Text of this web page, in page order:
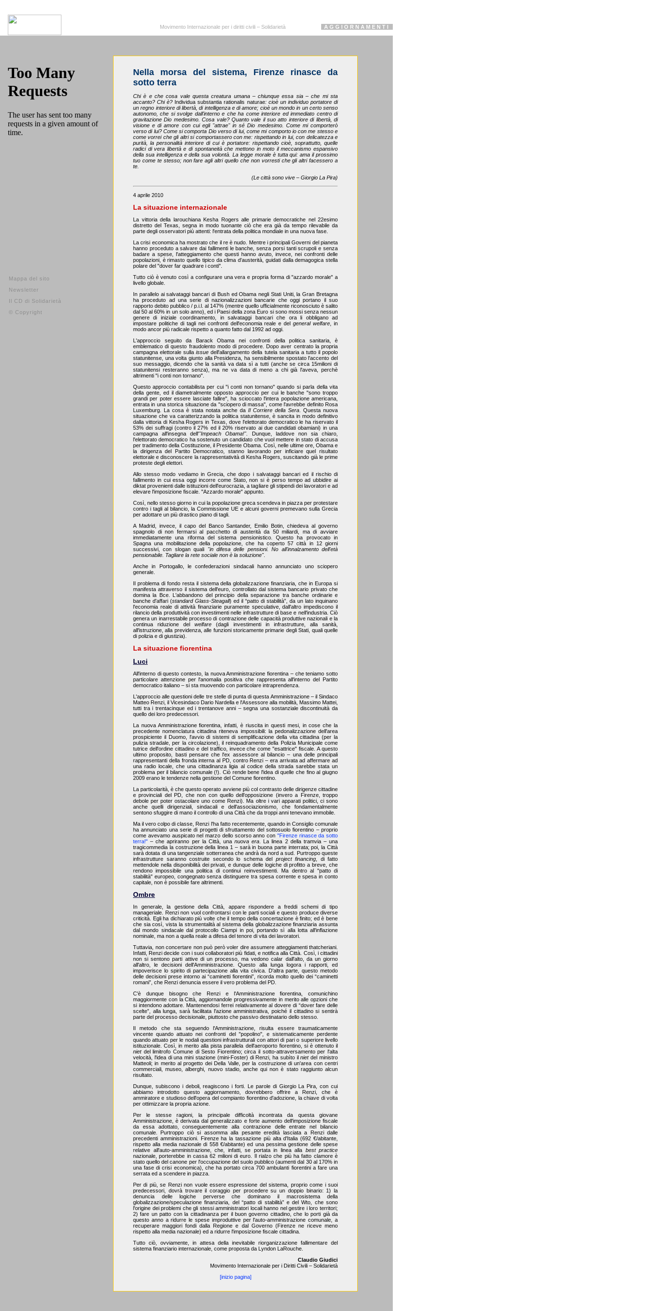
Mappa del sito
Newsletter
Il CD di Solidarietà
© Copyright
Movimento Internazionale per i diritti civili – Solidarietà A G G I O R N A M E N T I
Nella morsa del sistema, Firenze rinasce da
sotto terra
Chi è e che cosa vale questa creatura umana – chiunque essa sia – che mi sta
accanto? Chi è? Individua substantia rationalis naturae: cioè un individuo portatore di
un regno interiore di libertà, di intelligenza e di amore; cioè un mondo in un certo senso
autonomo, che si svolge dall'interno e che ha come interiore ed immediato centro di
gravitazione Dio medesimo. Cosa vale? Quanto vale il suo atto interiore di libertà, di
visione e di amore con cui egli "attrae" in sé Dio medesimo. Come mi comporterò
verso di lui? Come si comporta Dio verso di lui, come mi comporto io con me stesso e
come vorrei che gli altri si comportassero con me: rispettando in lui, con delicatezza e
purità, la personalità interiore di cui è portatore: rispettando cioè, soprattutto, quelle
radici di vera libertà e di spontaneità che mettono in moto il meccanismo espansivo
della sua intelligenza e della sua volontà. La legge morale è tutta qui: ama il prossimo
tuo come te stesso; non fare agli altri quello che non vorresti che gli altri facessero a
te.
(Le città sono vive – Giorgio La Pira)
4 aprile 2010
La situazione internazionale
La vittoria della larouchiana Kesha Rogers alle primarie democratiche nel 22esimo
distretto del Texas, segna in modo tuonante ciò che era già da tempo rilevabile da
parte degli osservatori più attenti: l'entrata della politica mondiale in una nuova fase.
La crisi economica ha mostrato che il re è nudo. Mentre i principali Governi del pianeta
hanno proceduto a salvare dai fallimenti le banche, senza porsi tanti scrupoli e senza
badare a spese, l'atteggiamento che questi hanno avuto, invece, nei confronti delle
popolazioni, è rimasto quello tipico da clima d'austerità, guidati dalla demagogica stella
polare del "dover far quadrare i conti".
Tutto ciò è venuto così a configurare una vera e propria forma di "azzardo morale" a
livello globale.
In parallelo ai salvataggi bancari di Bush ed Obama negli Stati Uniti, la Gran Bretagna
ha proceduto ad una serie di nazionalizzazioni bancarie che oggi portano il suo
rapporto debito pubblico / p.i.l. al 147% (mentre quello ufficialmente riconosciuto è salito
dal 50 al 60% in un solo anno), ed i Paesi della zona Euro si sono mossi senza nessun
genere di iniziale coordinamento, in salvataggi bancari che ora li obbligano ad
impostare politiche di tagli nei confronti dell'economia reale e delgeneral welfare , in
modo ancor più radicale rispetto a quanto fatto dal 1992 ad oggi.
L'approccio seguito da Barack Obama nei confronti della politica sanitaria, è
emblematico di questo fraudolento modo di procedere. Dopo aver centrato la propria
campagna elettorale sullaissue dell'allargamento della tutela sanitaria a tutto il popolo
statunitense, una volta giunto alla Presidenza, ha sensibilmente spostato l'accento del
suo messaggio, dicendo che la sanità va data sì a tutti (anche se circa 15milioni di
statunitensi resteranno senza), ma ne va data di meno a chi già l'aveva, perchè
altrimenti "i conti non tornano".
Questo approccio contabilista per cui "i conti non tornano" quando si parla della vita
della gente, ed il diametralmente opposto approccio per cui le banche "sono troppo
grandi per poter essere lasciate fallire", ha scioccato l'intera popolazione americana,
entrata in una storica situazione da "sciopero di massa", come l'avrebbe definito Rosa
Luxemburg. La cosa è stata notata anche da Il Corriere della Sera . Questa nuova
situazione che va caratterizzando la politica statunitense, è sancita in modo definitivo
dalla vittoria di Kesha Rogers in Texas, dove l'elettorato democratico le ha riservato il
53% dei suffragi (contro il 27% ed il 20% riservato ai due candidati obamiani) in una
campagna all'insegna dell'"Impeach Obama!". Dunque, laddove non sia chiaro,
l'elettorato democratico ha sostenuto un candidato che vuol mettere in stato di accusa
per tradimento della Costituzione, il Presidente Obama. Così, nelle ultime ore, Obama e
la dirigenza del Partito Democratico, stanno lavorando per inficiare quel risultato
elettorale e disconoscere la rappresentatività di Kesha Rogers, suscitando già le prime
proteste degli elettori.
Allo stesso modo vediamo in Grecia, che dopo i salvataggi bancari ed il rischio di
fallimento in cui essa oggi incorre come Stato, non si è perso tempo ad ubbidire ai
diktat provenienti dalle istituzioni dell'eurocrazia, a tagliare gli stipendi dei lavoratori e ad
elevare l'imposizione fiscale. "Azzardo morale" appunto.
Così, nello stesso giorno in cui la popolazione greca scendeva in piazza per protestare
contro i tagli al bilancio, la Commissione UE e alcuni governi premevano sulla Grecia
per adottare un più drastico piano di tagli.
A Madrid, invece, il capo del Banco Santander, Emilio Botin, chiedeva al governo
spagnolo di non fermarsi al pacchetto di austerità da 50 miliardi, ma di avviare
immediatamente una riforma del sistema pensionistico. Questo ha provocato in
Spagna una mobilitazione della popolazione, che ha coperto 57 città in 12 giorni
successivi, con slogan quali
"in difesa delle pensioni. No all'innalzamento dell'età
pensionabile. Tagliare la rete sociale non è la soluzione".
Anche in Portogallo, le confederazioni sindacali hanno annunciato uno sciopero
generale.
Il problema di fondo resta il sistema della globalizzazione finanziaria, che in Europa si
manifesta attraverso il sistema dell'euro, controllato dal sistema bancario privato che
domina la Bce. L'abbandono del principio della separazione tra banche ordinarie e
banche d'affari (standard Glass-Steagall) ed il “patto di stabilità”, da un lato inquinano
l'economia reale di attività finanziarie puramente speculative, dall'altro impediscono il
rilancio della produttività con investimenti nelle infrastrutture di base e nell'industria. Ciò
genera un inarrestabile processo di contrazione delle capacità produttive nazionali e la
continua riduzione delwelfare (dagli investimenti in infrastrutture, alla sanità,
all'istruzione, alla previdenza, alle funzioni storicamente primarie degli Stati, quali quelle
di polizia e di giustizia).
La situazione fiorentina
Luci
All'interno di questo contesto, la nuova Amministrazione fiorentina – che teniamo sotto
particolare attenzione per l'anomalia positiva che rappresenta all'interno del Partito
democratico italiano – si sta muovendo con particolare intraprendenza.
L'approccio alle questioni delle tre stelle di punta di questa Amministrazione – il Sindaco
Matteo Renzi, il Vicesindaco Dario Nardella e l'Assessore alla mobilità, Massimo Mattei,
tutti tra i trentacinque ed i trentanove anni – segna una sostanziale discontinuità da
quello dei loro predecessori.
La nuova Amministrazione fiorentina, infatti, è riuscita in questi mesi, in cose che la
precedente nomenclatura cittadina riteneva impossibili: la pedonalizzazione dell'area
prospiciente il Duomo, l'avvio di sistemi di semplificazione della vita cittadina (per la
pulizia stradale, per la circolazione), il reinquadramento della Polizia Municipale come
tutrice dell'ordine cittadino e del traffico, invece che come "esattrice" fiscale. A questo
ultimo proposito, basti pensare che l'ex assessore al bilancio – una delle principali
rappresentanti della fronda interna al PD, contro Renzi – era arrivata ad affermare ad
una radio locale, che una cittadinanza ligia al codice della strada sarebbe stata un
problema per il bilancio comunale (!). Ciò rende bene l'idea di quelle che fino al giugno
2009 erano le tendenze nella gestione del Comune fiorentino.
La particolarità, è che questo operato avviene più col contrasto delle dirigenze cittadine
e provinciali del PD, che non con quello dell'opposizione (invero a Firenze, troppo
debole per poter ostacolare uno come Renzi). Ma oltre i vari apparati politici, ci sono
anche quelli dirigenziali, sindacali e dell'associazionismo, che fondamentalmente
sentono sfuggire di mano il controllo di una Città che da troppi anni tenevano immobile.
Ma il vero colpo di classe, Renzi l'ha fatto recentemente, quando in Consiglio comunale
ha annunciato una serie di progetti di sfruttamento del sottosuolo fiorentino – proprio
come avevamo auspicato nel marzo dello scorso anno con "Firenze rinasce da sotto
terra!" – che apriranno per la Città, una nuova era . La linea 2 della tramvia – una
tragicommedia la costruzione della linea 1 – sarà in buona parte interrata; poi, la Città
sarà dotata di una tangenziale sotterranea che andrà da nord a sud. Purtroppo queste
infrastrutture saranno costruite secondo lo schema del project financing , di fatto
mettendole nella disponibilità dei privati, e dunque delle logiche di profitto a breve, che
rendono impossibile una politica di continui reinvestimenti. Ma dentro al "patto di
stabilità" europeo, congegnato senza distinguere tra spesa corrente e spesa in conto
capitale, non è possibile fare altrimenti.
Ombre
In generale, la gestione della Città, appare rispondere a freddi schemi di tipo
manageriale. Renzi non vuol confrontarsi con le parti sociali e questo produce diverse
criticità. Egli ha dichiarato più volte che il tempo della concertazione è finito; ed è bene
che sia così, vista la strumentalità al sistema della globalizzazione finanziaria assunta
dal mondo sindacale dal protocollo Ciampi in poi, portando sì alla lotta all'inflazione
nominale, ma non a quella reale a difesa del tenore di vita dei lavoratori.
Tuttavia, non concertare non può però voler dire assumere atteggiamenti thatcheriani.
Infatti, Renzi decide con i suoi collaboratori più fidati, e notifica alla Città. Così, i cittadini
non si sentono parti attive di un processo, ma vedono calar dall'alto, da un giorno
all'altro, le decisioni dell'Amministrazione. Questo alla lunga logora i rapporti, ed
impoverisce lo spirito di partecipazione alla vita civica. D'altra parte, questo metodo
delle decisioni prese intorno ai “caminetti fiorentini”, ricorda molto quello dei “caminetti
romani”, che Renzi denuncia essere il vero problema del PD.
C'è dunque bisogno che Renzi e l'Amministrazione fiorentina, comunichino
maggiormente con la Città, aggiornandole progressivamente in merito alle opzioni che
si intendono adottare. Mantenendosi ferrei relativamente al dovere di “dover fare delle
scelte”, alla lunga, sarà facilitata l'azione amministrativa, poiché il cittadino si sentirà
parte del processo decisionale, piuttosto che passivo destinatario dello stesso.
Il metodo che sta seguendo l'Amministrazione, risulta essere traumaticamente
vincente quando attuato nei confronti del "popolino", e sistematicamente perdente
quando attuato per le nodali questioni infrastrutturali con attori di pari o superiore livello
istituzionale. Così, in merito alla pista parallela dell'aeroporto fiorentino, si è ottenuto il
nietdel limitrofo Comune di Sesto Fiorentino; circa il sotto-attraversamento per l'alta
velocità, l'idea di una mini stazione (mini-Foster) di Renzi, ha subìto ilnietdel ministro
Matteoli; in merito al progetto dei Della Valle, per la costruzione di un'area con centri
commerciali, museo, alberghi, nuovo stadio, anche qui non è stato raggiunto alcun
risultato.
Dunque, subiscono i deboli, reagiscono i forti. Le parole di Giorgio La Pira, con cui
abbiamo introdotto questo aggiornamento, dovrebbero offrire a Renzi, che è
ammiratore e studioso dell'opera del compianto fiorentino d'adozione, la chiave di volta
per ottimizzare la propria azione.
Per le stesse ragioni, la principale difficoltà incontrata da questa giovane
Amministrazione, è derivata dal generalizzato e forte aumento dell'imposizione fiscale
da essa adottato, conseguentemente alla contrazione delle entrate nel bilancio
comunale. Purtroppo ciò si assomma alla pesante eredità lasciata a Renzi dalle
precedenti amministrazioni. Firenze ha la tassazione più alta d'Italia (692 €/abitante,
rispetto alla media nazionale di 558 €/abitante) ed una pessima gestione delle spese
relative all'auto-amministrazione, che, infatti, se portata in linea alla best practice
nazionale, porterebbe in cassa 62 milioni di euro. Il rialzo che più ha fatto clamore è
stato quello del canone per l'occupazione del suolo pubblico (aumenti dal 30 al 170% in
una fase di crisi economica), che ha portato circa 700 ambulanti fiorentini a fare una
serrata ed a scendere in piazza.
Per di più, se Renzi non vuole essere espressione del sistema, proprio come i suoi
predecessori, dovrà trovare il coraggio per procedere su un doppio binario: 1) la
denuncia delle logiche perverse che dominano il macrosistema della
globalizzazione/speculazione finanziaria, del “patto di stabilità” e del Wto, che sono
l'origine dei problemi che gli stessi amministratori locali hanno nel gestire i loro territori;
2) fare un patto con la cittadinanza per il buon governo cittadino, che lo porti già da
questo anno a ridurre le spese improduttive per l'auto-amministrazione comunale, a
recuperare maggiori fondi dalla Regione e dal Governo (Firenze ne riceve meno
rispetto alla media nazionale) ed a ridurre l'imposizione fiscale cittadina.
Tutto ciò, ovviamente, in attesa della inevitabile riorganizzazione fallimentare del
sistema finanziario internazionale, come proposta da Lyndon LaRouche.
Claudio Giudici
Movimento Internazionale per i Diritti Civili – Solidarietà
[inizio pagina]